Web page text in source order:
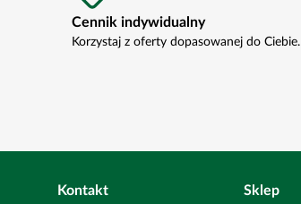
Cennik indywidualny
Korzystaj z oferty dopasowanej do Ciebie.
Kontakt Sklep